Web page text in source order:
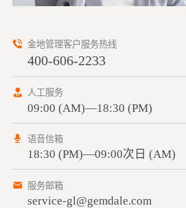
金地管理客户服务热线
400-606-2233
人工服务
09:00 (AM)—18:30 (PM)
语音信箱
18:30 (PM)—09:00次日 (AM)
服务邮箱
service-gl@gemdale.com